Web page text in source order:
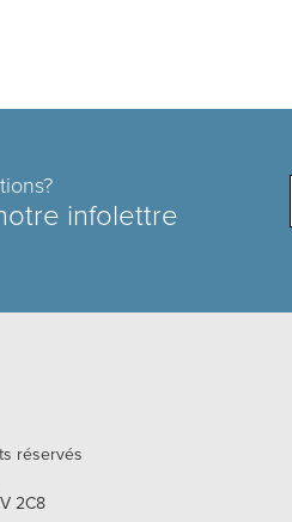
infolettre
réservés
2C8